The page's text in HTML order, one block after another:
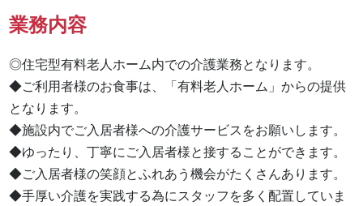
業務内容
◎住宅型有料老人ホーム内での介護業務となります。
◆ご利用者様のお食事は、「有料老人ホーム」からの提供
となります。
◆施設内でご入居者様への介護サービスをお願いします。
◆ゆったり、丁寧にご入居者様と接することができます。
◆ご入居者様の笑顔とふれあう機会がたくさんあります。
◆手厚い介護を実践する為にスタッフを多く配置していま